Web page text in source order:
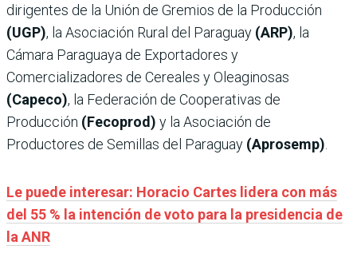
dirigentes de la Unión de Gremios de la Producción
(UGP), la Asociación Rural del Paraguay (ARP), la
Cámara Paraguaya de Exportadores y
Comercializadores de Cereales y Oleaginosas
(Capeco), la Federación de Cooperativas de
Producción (Fecoprod) y la Asociación de
Productores de Semillas del Paraguay (Aprosemp)
Le puede interesar: Horacio Cartes lidera con más
del 55 % la intención de voto para la presidencia de
la ANR